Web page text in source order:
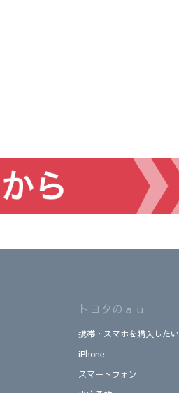
トヨタのａｕ
携帯・スマホを購入したい
iPhone
スマートフォン